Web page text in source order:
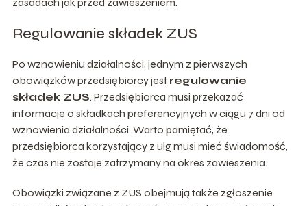
Regulowanie składek ZUS
Po wznowieniu działalności, jednym z pierwszych
obowiązków przedsiębiorcy jest regulowanie
składek ZUS. Przedsiębiorca musi przekazać
informacje o składkach preferencyjnych w ciągu 7 dni od
wznowienia działalności. Warto pamiętać, że
przedsiębiorca korzystający z ulg musi mieć świadomość,
że czas nie zostaje zatrzymany na okres zawieszenia.
Obowiązki związane z ZUS obejmują także zgłoszenie